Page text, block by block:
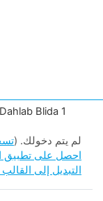
Blida 1
لم يتم دخولك. (
احصل على تطبيق
التبديل إلى